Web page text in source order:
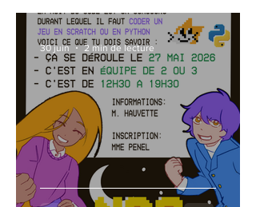
30 juin 2 min de lecture